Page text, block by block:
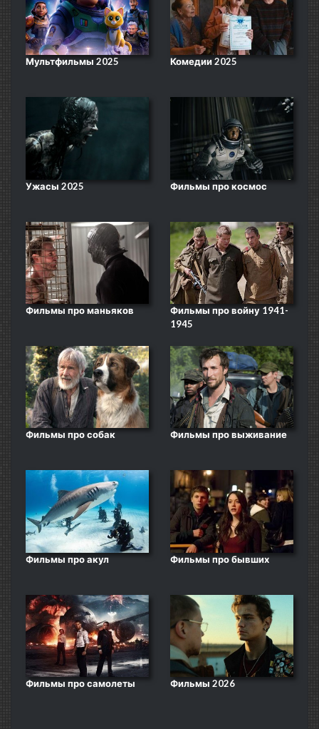
Мультфильмы 2025 Комедии 2025
Ужасы 2025 Фильмы про космос
Фильмы про маньяков
Фильмы про войну 1941-
1945
Фильмы про собак Фильмы про выживание
Фильмы про акул Фильмы про бывших
Фильмы про самолеты Фильмы 2026